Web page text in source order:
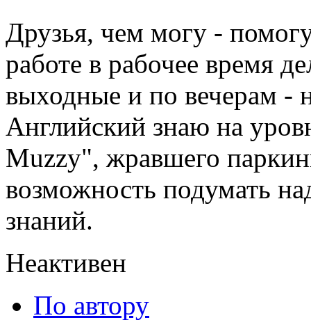
Друзья, чем могу -
работе в рабочее время
выходные и по вечерам
Английский знаю на
Muzzy", жравшего
возможность подумать
знаний.
Неактивен
По автору